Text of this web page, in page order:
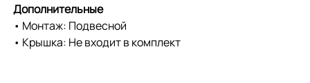
Дополнительные
• Монтаж: Подвесной
• Крышка: Не входит в комплект